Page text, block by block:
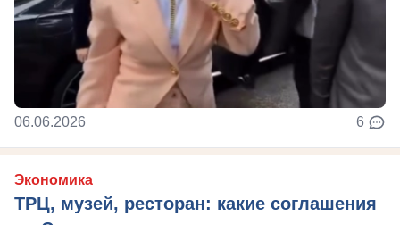
06.06.2026 6
Экономика
ТРЦ, музей, ресторан: какие соглашения